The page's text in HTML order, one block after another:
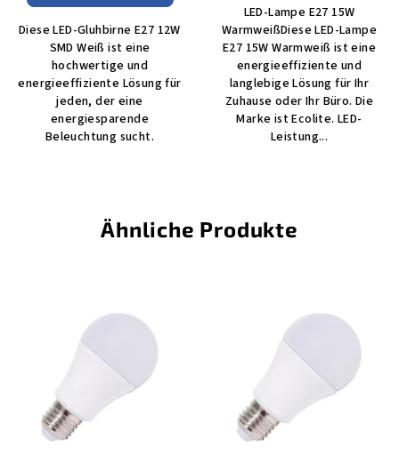
Diese LED-Gluhbirne E27 12W
SMD Weiß ist eine
hochwertige und
energieeffiziente Lösung für
jeden, der eine
energiesparende
Beleuchtung sucht.
LED-Lampe E27 15W
WarmweißDiese LED-Lampe
E27 15W Warmweiß ist eine
energieeffiziente und
langlebige Lösung für Ihr
Zuhause oder Ihr Büro. Die
Marke ist Ecolite. LED-
Leistung...
Ähnliche Produkte